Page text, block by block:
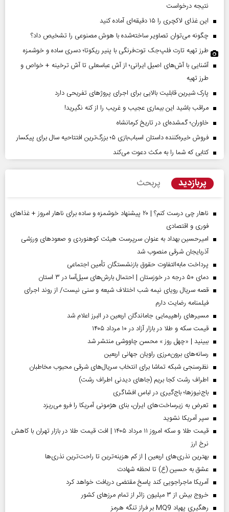
نتیجه درخواست
این غذای لاکچری را ۱۵ دقیقه‌ای آماده کنید
چگونه می‌توان تصاویر ساخته‌شده با هوش مصنوعی را تشخیص داد؟
طرز تهیه تارت فلپ‌جک توت‌فرنگی با پنیر ریکوتا؛ دسری ساده و خوشمزه
آشنایی با آش‌های اصیل ایرانی؛ از آش عباسعلی تا آش ترخینه + خواص و
طرز تهیه
پارک شیرین قابلیت‌ بالایی برای اجرای پروژهای تفریحی دارد
مراقب باشید این بیماری عجیب و غریب را از کنه نگیرید!
خاوران؛ گمشده‌ای در تاریخ کرمانشاه
فروش خیره‌کننده داستان اسباب‌بازی ۵؛ بزرگ‌ترین افتتاحیه سال برای پیکسار
کتابی که شما را به مکث دعوت می‌کند
پربازدید پربحث
ناهار چی درست کنم؟ | ۲۰ پیشنهاد خوشمزه و ساده برای ناهار امروز + غذاهای
فوری و اقتصادی
امیرحسین بهداد به عنوان سرپرست هیئت کوهنوردی و صعودهای ورزشی
آذربایجان شرقی منصوب شد
پرداخت مابه‌التفاوت حقوق بازنشستگان تأمین اجتماعی
دمای ۵۰ درجه در خوزستان | احتمال بارش‌های سیل‌آسا در ۳ استان
قصه سریال رویای نیمه شب اختلاف شیعه و سنی نیست/ از روند اجرای
فیلمنامه رضایت دارم
مسیر‌های راهپیمایی جاماندگان اربعین در البرز اعلام شد
قیمت سکه و طلا در بازار آزاد در ۱۰ مرداد ۱۴۰۵
ببینید | «چهل روز » محسن چاووشی منتشر شد
رسانه‌های برون‌مرزی راویان جهانی اربعین
نظرسنجی شبکه تماشا برای انتخاب سریال‌های شرقی محبوب مخاطبان
اطراف رشت کجا بریم (جاهای دیدنی اطراف رشت)
باج‌نیوزها؛ باج‌گیری در لباس افشاگری
تعرض به زیرساخت‌های ایران، بنای هژمونی آمریکا را فرو می‌ریزد
سپر آمریکا نشوید
قیمت طلا و سکه امروز ۱۱ مرداد ۱۴۰۵ | افت قیمت طلا در بازار تهران با کاهش
نرخ ارز
بهترین نذری‌های اربعین | از کم هزینه‌ترین تا راحت‌ترین نذری‌ها
عشق به حسین (ع) تا لحظه شهادت
آمریکا ماجراجویی کند پاسخ مقتضی دریافت خواهد کرد
خروج بیش از ۳ میلیون زائر از تمام مرز‌های کشور
رهگیری پهپاد MQ9 بر فراز تنگه هرمز